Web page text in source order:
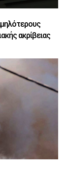
ακρίβειας